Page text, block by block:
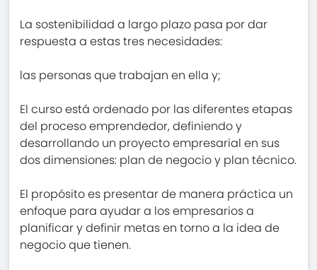
La sostenibilidad a largo plazo pasa por dar
respuesta a estas tres necesidades:
las personas que trabajan en ella y;
El curso está ordenado por las diferentes etapas
del proceso emprendedor, definiendo y
desarrollando un proyecto empresarial en sus
dos dimensiones: plan de negocio y plan técnico.
El propósito es presentar de manera práctica un
enfoque para ayudar a los empresarios a
planificar y definir metas en torno a la idea de
negocio que tienen.